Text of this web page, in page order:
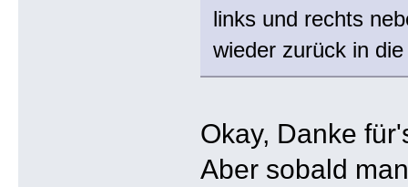
links und rechts
wieder zurück in
Okay, Danke
Aber sobald